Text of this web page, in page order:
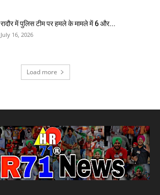
रादौर में पुलिस टीम पर हमले के मामले में 6 और...
July 16, 2026
Load more